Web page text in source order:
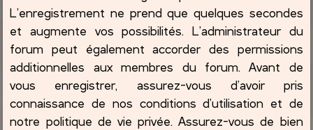
L’enregistrement ne prend que quelques secondes
et augmente vos possibilités. L’administrateur du
forum peut également accorder des permissions
additionnelles aux membres du forum. Avant de
vous enregistrer, assurez-vous d’avoir pris
connaissance de nos conditions d’utilisation et de
notre politique de vie privée. Assurez-vous de bien